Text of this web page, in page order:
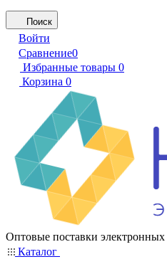
Поиск
Войти
Сравнение0
Избранные товары 0
Корзина 0
Оптовые поставки
Каталог